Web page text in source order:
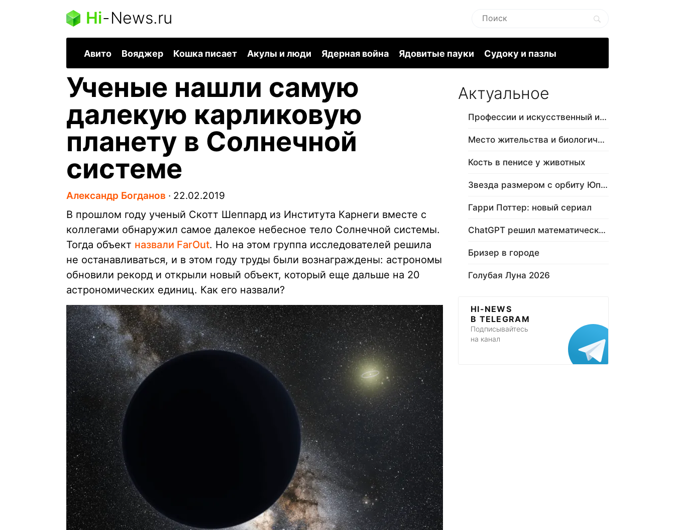
Hi-News.ru
Авито Вояджер Кошка писает Акулы и люди Ядерная война Ядовитые пауки Судоку и пазлы
Ученые нашли самую
далекую карликовую
планету в Солнечной
системе
Александр Богданов ∙ 22.02.2019
В прошлом году ученый Скотт Шеппард из Института Карнеги вместе с
коллегами обнаружил самое далекое небесное тело Солнечной системы.
Тогда объект назвали FarOut. Но на этом группа исследователей решила
не останавливаться, и в этом году труды были вознаграждены: астрономы
обновили рекорд и открыли новый объект, который еще дальше на 20
астрономических единиц. Как его назвали?
Актуальное
Профессии и искусственный интеллект
Место жительства и биологический в…
Кость в пенисе у животных
Звезда размером с орбиту Юпитера
Гарри Поттер: новый сериал
ChatGPT решил математическую задачу
Бризер в городе
Голубая Луна 2026
HI-NEWS
В TELEGRAM
Подписывайтесь
на канал